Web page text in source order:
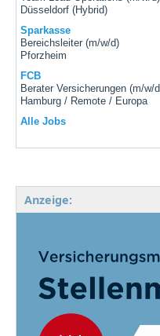
Düsseldorf (Hybrid)
Sparkasse
Bereichsleiter (m/w/d)
Pforzheim
FCB
Berater Versicherungen (m/w/
Hamburg / Remote / Europa
Alle Jobs
Anzeige: